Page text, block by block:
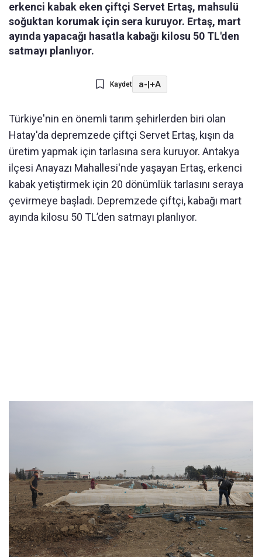
erkenci kabak eken çiftçi Servet Ertaş, mahsulü
soğuktan korumak için sera kuruyor. Ertaş, mart
ayında yapacağı hasatla kabağı kilosu 50 TL'den
satmayı planlıyor.
Kaydet a-|+A
Türkiye'nin en önemli tarım şehirlerden biri olan
Hatay'da depremzede çiftçi Servet Ertaş, kışın da
üretim yapmak için tarlasına sera kuruyor. Antakya
ilçesi Anayazı Mahallesi'nde yaşayan Ertaş, erkenci
kabak yetiştirmek için 20 dönümlük tarlasını seraya
çevirmeye başladı. Depremzede çiftçi, kabağı mart
ayında kilosu 50 TL’den satmayı planlıyor.